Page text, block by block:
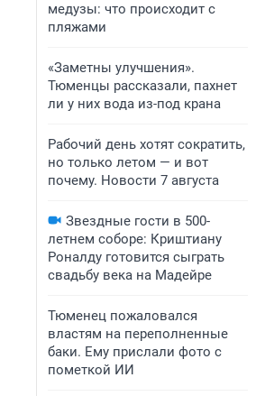
медузы: что происходит с
пляжами
«Заметны улучшения».
Тюменцы рассказали, пахнет
ли у них вода из-под крана
Рабочий день хотят сократить,
но только летом — и вот
почему. Новости 7 августа
Звездные гости в 500-
летнем соборе: Криштиану
Роналду готовится сыграть
свадьбу века на Мадейре
Тюменец пожаловался
властям на переполненные
баки. Ему прислали фото с
пометкой ИИ